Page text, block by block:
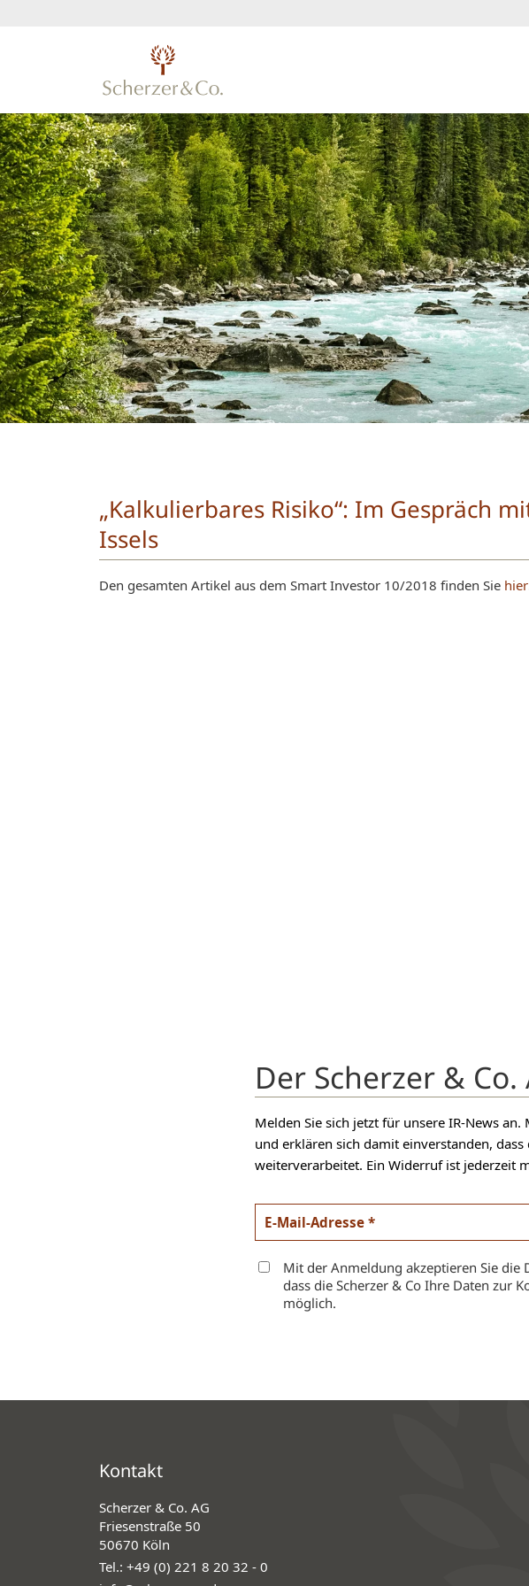
„Kalkulierbares Risiko“: Im Gespräch
Issels
Den gesamten Artikel aus dem Smart Investor 10/2018 finden Sie hier
Der Scherzer &
Melden Sie sich jetzt für unsere IR-News
und erklären sich damit einverstanden,
weiterverarbeitet. Ein Widerruf ist jederzeit
Mit der Anmeldung akzeptieren Sie
dass die Scherzer & Co Ihre Daten zur
möglich.
Kontakt
Scherzer & Co. AG
Friesenstraße 50
50670 Köln
Tel.: +49 (0) 221 8 20 32 - 0